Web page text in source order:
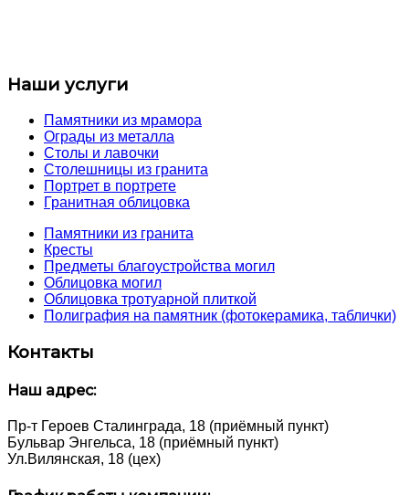
Наши услуги
Памятники из мрамора
Ограды из металла
Столы и лавочки
Столешницы из гранита
Портрет в портрете
Гранитная облицовка
Памятники из гранита
Кресты
Предметы благоустройства могил
Облицовка могил
Облицовка тротуарной плиткой
Полиграфия на памятник (фотокерамика, таблички)
Контакты
Наш адрес:
Пр-т Героев Сталинграда, 18 (приёмный пункт)
Бульвар Энгельса, 18 (приёмный пункт)
Ул.Вилянская, 18 (цех)